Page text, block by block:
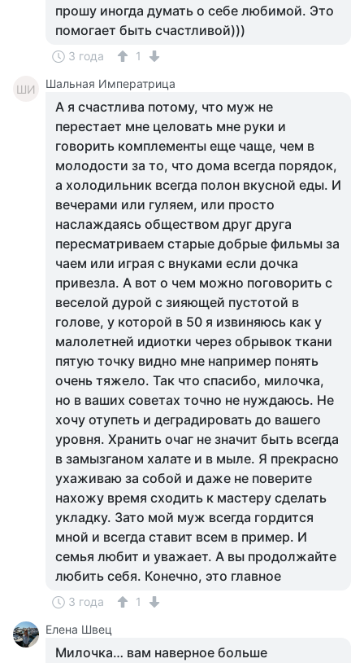
прошу иногда думать о себе любимой. Это
помогает быть счастливой)))
3 года 1
ШИ Шальная Императрица
А я счастлива потому, что муж не
перестает мне целовать мне руки и
говорить комплементы еще чаще, чем в
молодости за то, что дома всегда порядок,
а холодильник всегда полон вкусной еды. И
вечерами или гуляем, или просто
наслаждаясь обществом друг друга
пересматриваем старые добрые фильмы за
чаем или играя с внуками если дочка
привезла. А вот о чем можно поговорить с
веселой дурой с зияющей пустотой в
голове, у которой в 50 я извиняюсь как у
малолетней идиотки через обрывок ткани
пятую точку видно мне например понять
очень тяжело. Так что спасибо, милочка,
но в ваших советах точно не нуждаюсь. Не
хочу отупеть и деградировать до вашего
уровня. Хранить очаг не значит быть всегда
в замызганом халате и в мыле. Я прекрасно
ухаживаю за собой и даже не поверите
нахожу время сходить к мастеру сделать
укладку. Зато мой муж всегда гордится
мной и всегда ставит всем в пример. И
семья любит и уважает. А вы продолжайте
любить себя. Конечно, это главное
3 года
1
Елена Швец
Милочка… вам наверное больше